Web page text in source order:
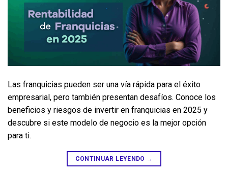
Las franquicias pueden ser una vía rápida para el éxito
empresarial, pero también presentan desafíos. Conoce los
beneficios y riesgos de invertir en franquicias en 2025 y
descubre si este modelo de negocio es la mejor opción
para ti.
CONTINUAR LEYENDO →